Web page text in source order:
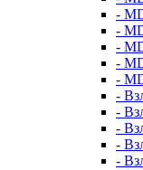
-
-
-
-
-
-
-
-
-
-